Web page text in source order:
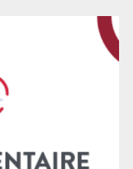
a de plus précieux
les politiques
a été franchi à
à l’unanimité le
de loi
soit son âge, la
qu’un·e juge des
éducative. Cette